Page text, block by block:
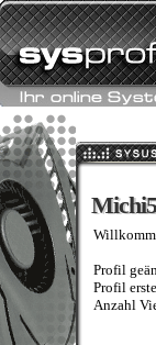
Profil
Profil
Anzahl